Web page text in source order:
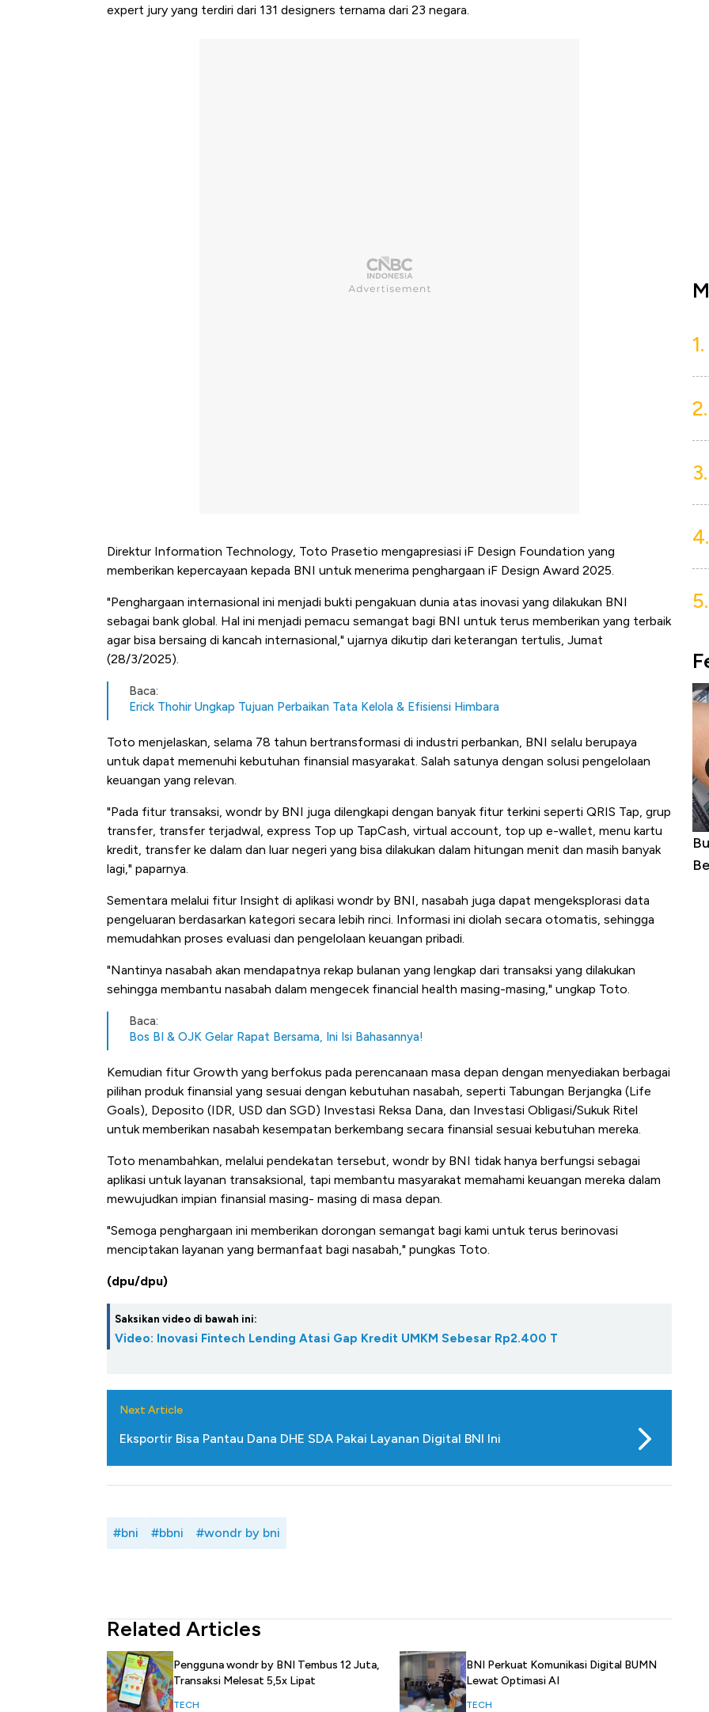
expert jury yang terdiri dari 131 designers ternama dari 23 negara.
Direktur Information Technology, Toto Prasetio mengapresiasi iF Design Foundation yang
memberikan kepercayaan kepada BNI untuk menerima penghargaan iF Design Award 2025.
"Penghargaan internasional ini menjadi bukti pengakuan dunia atas inovasi yang dilakukan BNI
sebagai bank global. Hal ini menjadi pemacu semangat bagi BNI untuk terus memberikan yang terbaik
agar bisa bersaing di kancah internasional," ujarnya dikutip dari keterangan tertulis, Jumat
(28/3/2025).
Baca:
Erick Thohir Ungkap Tujuan Perbaikan Tata Kelola & Efisiensi Himbara
Toto menjelaskan, selama 78 tahun bertransformasi di industri perbankan, BNI selalu berupaya
untuk dapat memenuhi kebutuhan finansial masyarakat. Salah satunya dengan solusi pengelolaan
keuangan yang relevan.
"Pada fitur transaksi, wondr by BNI juga dilengkapi dengan banyak fitur terkini seperti QRIS Tap, grup
transfer, transfer terjadwal, express Top up TapCash, virtual account, top up e-wallet, menu kartu
kredit, transfer ke dalam dan luar negeri yang bisa dilakukan dalam hitungan menit dan masih banyak
lagi," paparnya.
Sementara melalui fitur Insight di aplikasi wondr by BNI, nasabah juga dapat mengeksplorasi data
pengeluaran berdasarkan kategori secara lebih rinci. Informasi ini diolah secara otomatis, sehingga
memudahkan proses evaluasi dan pengelolaan keuangan pribadi.
"Nantinya nasabah akan mendapatnya rekap bulanan yang lengkap dari transaksi yang dilakukan
sehingga membantu nasabah dalam mengecek financial health masing-masing," ungkap Toto.
Baca:
Bos BI & OJK Gelar Rapat Bersama, Ini Isi Bahasannya!
Kemudian fitur Growth yang berfokus pada perencanaan masa depan dengan menyediakan berbagai
pilihan produk finansial yang sesuai dengan kebutuhan nasabah, seperti Tabungan Berjangka (Life
Goals), Deposito (IDR, USD dan SGD) Investasi Reksa Dana, dan Investasi Obligasi/Sukuk Ritel
untuk memberikan nasabah kesempatan berkembang secara finansial sesuai kebutuhan mereka.
Toto menambahkan, melalui pendekatan tersebut, wondr by BNI tidak hanya berfungsi sebagai
aplikasi untuk layanan transaksional, tapi membantu masyarakat memahami keuangan mereka dalam
mewujudkan impian finansial masing- masing di masa depan.
"Semoga penghargaan ini memberikan dorongan semangat bagi kami untuk terus berinovasi
menciptakan layanan yang bermanfaat bagi nasabah," pungkas Toto.
(dpu/dpu)
Saksikan video di bawah ini:
Video: Inovasi Fintech Lending Atasi Gap Kredit UMKM Sebesar Rp2.400 T
Next Article
Eksportir Bisa Pantau Dana DHE SDA Pakai Layanan Digital BNI Ini
#bni #bbni #wondr by bni
Related Articles
Pengguna wondr by BNI Tembus 12 Juta,
Transaksi Melesat 5,5x Lipat
TECH
BNI Perkuat Komunikasi Digital BUMN
Lewat Optimasi AI
TECH
1.
2.
3.
4.
5.
Kongo Tutup Keran Ekspor, Harga
Tembaga Terbang ke Zona Berbahaya
10 Provinsi dengan Tingkat